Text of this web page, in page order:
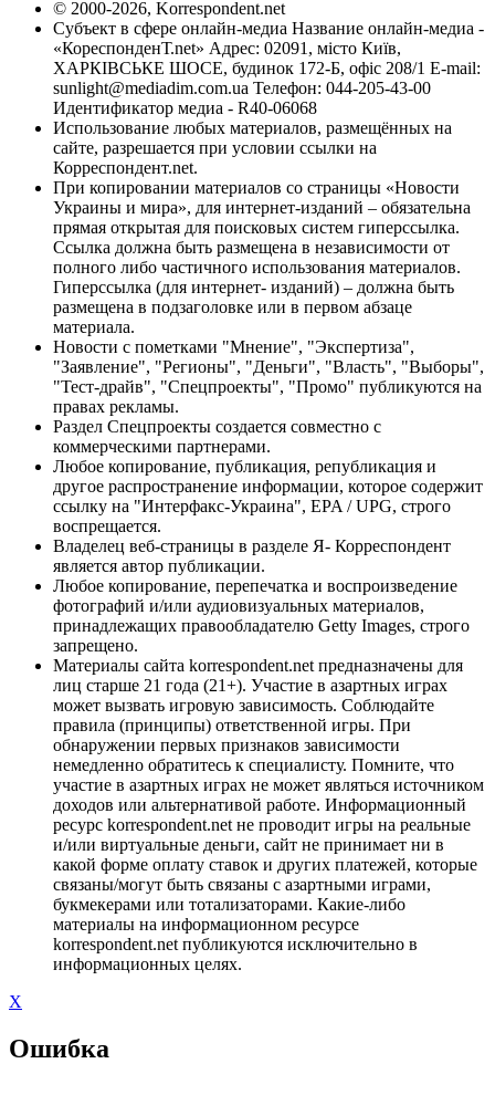
© 2000-2026, Korrespondent.net
Субъект в сфере онлайн-медиа Название онлайн-медиа -
«КореспонденТ.net» Адрес: 02091, місто Київ,
ХАРКІВСЬКЕ ШОСЕ, будинок 172-Б, офіс 208/1 E-mail:
sunlight@mediadim.com.ua Телефон: 044-205-43-00
Идентификатор медиа - R40-06068
Использование любых материалов, размещённых на
сайте, разрешается при условии ссылки на
Корреспондент.net.
При копировании материалов со страницы «Новости
Украины и мира», для интернет-изданий – обязательна
прямая открытая для поисковых систем гиперссылка.
Ссылка должна быть размещена в независимости от
полного либо частичного использования материалов.
Гиперссылка (для интернет- изданий) – должна быть
размещена в подзаголовке или в первом абзаце
материала.
Новости с пометками "Мнение", "Экспертиза",
"Заявление", "Регионы", "Деньги", "Власть", "Выборы",
"Тест-драйв", "Спецпроекты", "Промо" публикуются на
правах рекламы.
Раздел Спецпроекты создается совместно с
коммерческими партнерами.
Любое копирование, публикация, републикация и
другое распространение информации, которое содержит
ссылку на "Интерфакс-Украина", EPA / UPG, строго
воспрещается.
Владелец веб-страницы в разделе Я- Корреспондент
является автор публикации.
Любое копирование, перепечатка и воспроизведение
фотографий и/или аудиовизуальных материалов,
принадлежащих правообладателю Getty Images, строго
запрещено.
Материалы сайта korrespondent.net предназначены для
лиц старше 21 года (21+). Участие в азартных играх
может вызвать игровую зависимость. Соблюдайте
правила (принципы) ответственной игры. При
обнаружении первых признаков зависимости
немедленно обратитесь к специалисту. Помните, что
участие в азартных играх не может являться источником
доходов или альтернативой работе. Информационный
ресурс korrespondent.net не проводит игры на реальные
и/или виртуальные деньги, сайт не принимает ни в
какой форме оплату ставок и других платежей, которые
связаны/могут быть связаны с азартными играми,
букмекерами или тотализаторами. Какие-либо
материалы на информационном ресурсе
korrespondent.net публикуются исключительно в
информационных целях.
X
Ошибка